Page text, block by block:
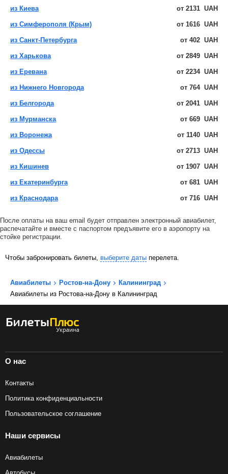
из Киева от 2131 UAH
из Симферополя (Крым) от 1616 UAH
из Санкт-Петербурга от 402 UAH
из Харькова от 2849 UAH
из Еревана от 2234 UAH
из Нижнего Новгорода от 764 UAH
из Белгорода от 2041 UAH
из Мурманска от 669 UAH
из Воронежа от 1140 UAH
из Одессы от 2713 UAH
из Кишинев от 1907 UAH
из Екатеринбурга от 681 UAH
из Краснодара от 716 UAH
После оплаты на ваш email будет отправлен электронный авиабилет,
распечатайте и вместе с паспортом предъявите его в аэропорту на
стойке регистрации.
Чтобы забронировать билеты, выберите даты перелета.
Авиабилеты Ростов-на-Дону
Калининград
Авиабилеты из Ростова-на-Дону в Калининград
О нас
Контакты
Политика конфиденциальности
Пользовательское соглашение
Наши сервисы
Авиабилеты
Автобусы